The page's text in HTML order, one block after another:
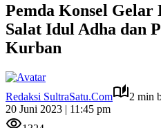
Pemda Konsel Gelar
Salat Idul Adha dan
Kurban
Redaksi SultraSatu.Com
2 min
20 Juni 2023 | 11:45 pm